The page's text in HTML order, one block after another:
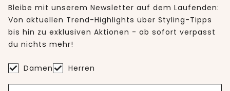
Bleibe mit unserem Newsletter auf dem Laufenden:
Von aktuellen Trend-Highlights über Styling-Tipps
bis hin zu exklusiven Aktionen - ab sofort verpasst
du nichts mehr!
Damen Herren